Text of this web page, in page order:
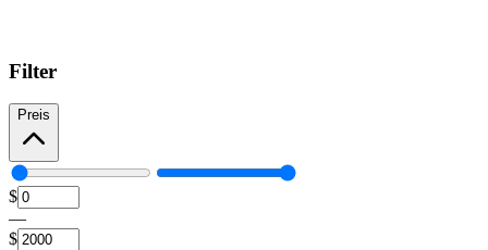
Filter
Preis
$
—
$